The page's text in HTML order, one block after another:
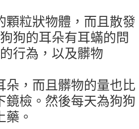
顆粒狀物體，而且散發
狗的耳朵有耳蟎的問
行為，以及髒物
朵，而且髒物的量也比
鏡檢。然後每天為狗狗
。